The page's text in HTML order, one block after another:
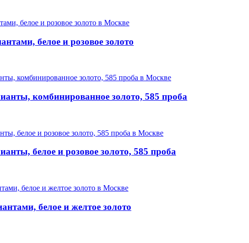
белое и розовое золото
комбинированное золото, 585 проба
белое и розовое золото, 585 проба
белое и желтое золото